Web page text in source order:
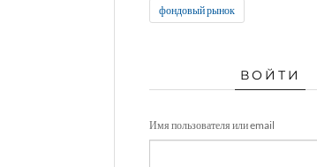
фондовый рынок
ВОЙТИ
Имя пользователя или email